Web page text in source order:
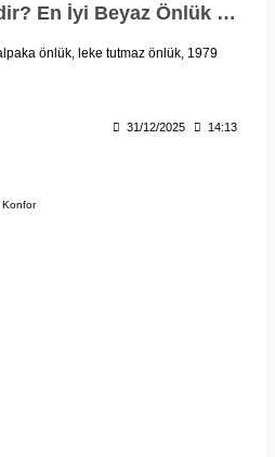
Doktor Önlüğü Nedir? En İyi Beyaz Önlük Modelleri ve Seçim Rehberi
önlük, leke tutmaz önlük, 1979
31/12/2025 14:13